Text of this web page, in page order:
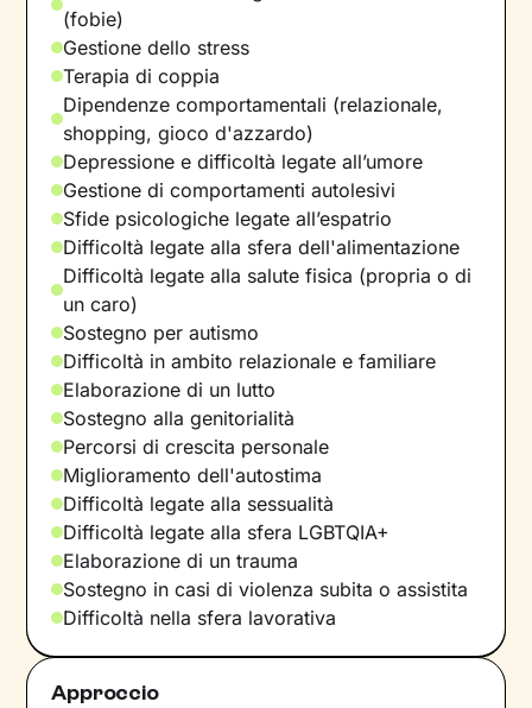
(fobie)
Gestione dello stress
Terapia di coppia
Dipendenze comportamentali (relazionale,
shopping, gioco d'azzardo)
Depressione e difficoltà legate all’umore
Gestione di comportamenti autolesivi
Sfide psicologiche legate all’espatrio
Difficoltà legate alla sfera dell'alimentazione
Difficoltà legate alla salute fisica (propria o di
un caro)
Sostegno per autismo
Difficoltà in ambito relazionale e familiare
Elaborazione di un lutto
Sostegno alla genitorialità
Percorsi di crescita personale
Miglioramento dell'autostima
Difficoltà legate alla sessualità
Difficoltà legate alla sfera LGBTQIA+
Elaborazione di un trauma
Sostegno in casi di violenza subita o assistita
Difficoltà nella sfera lavorativa
Approccio